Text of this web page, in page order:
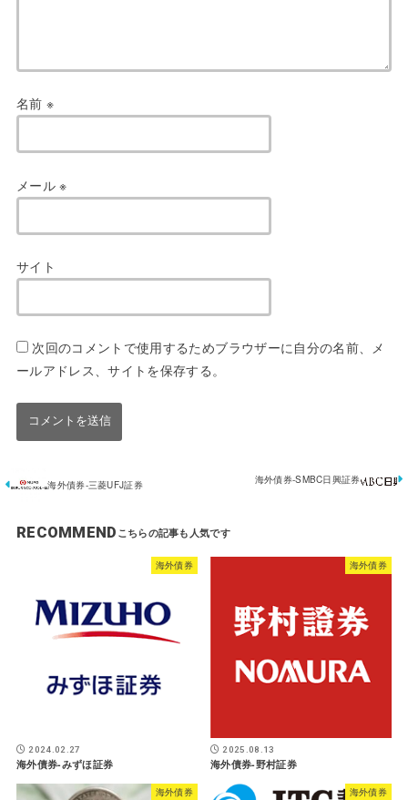
名前 ※
メール※
サイト
次回のコメントで使用するためブラウザーに自分の名前、メ
ールアドレス、サイトを保存する。
海外債券-三菱UFJ証券 海外債券-SMBC日興証券
RECOMMEND
海外債券
2024.02.27
海外債券-みずほ証券
海外債券
2025.08.13
海外債券-野村証券
海外債券 海外債券